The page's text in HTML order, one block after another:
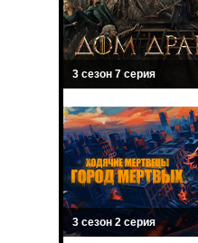
3 сезон 7 серия
3 сезон 2 серия